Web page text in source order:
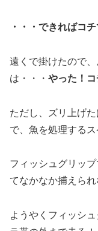
・・・できればコ
遠くで掛けたので
は・・・ やった！
ただし、ズリ上げ
で、魚を処理するス
フィッシュグリッ
てなかなか捕えら
ようやくフィッシ